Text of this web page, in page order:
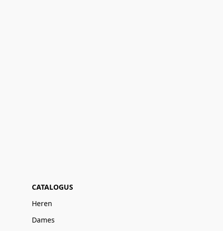
CATALOGUS
Heren
Dames